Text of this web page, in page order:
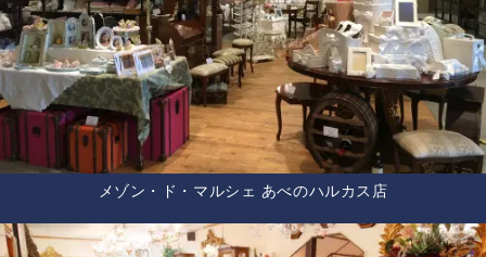
メゾン・ド・マルシェ あべのハルカス店